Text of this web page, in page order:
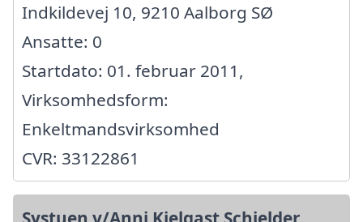
Indkildevej 10, 9210 Aalborg SØ
Ansatte: 0
Startdato: 01. februar 2011,
Virksomhedsform:
Enkeltmandsvirksomhed
CVR: 33122861